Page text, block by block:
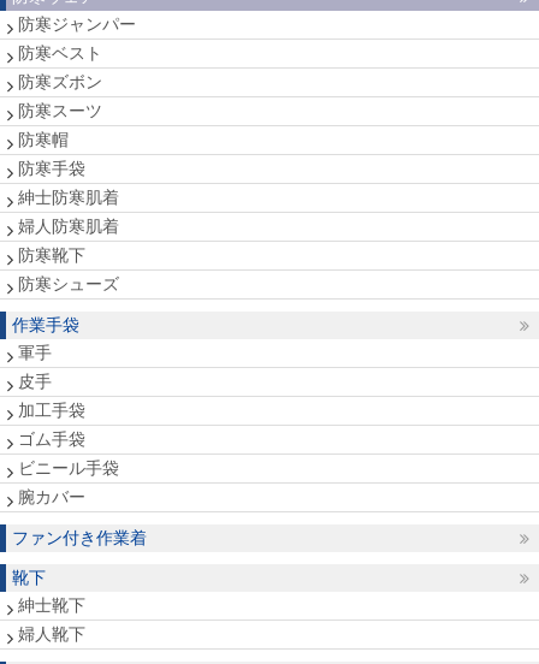
防寒ジャンパー
防寒ベスト
防寒ズボン
防寒スーツ
防寒帽
防寒手袋
紳士防寒肌着
婦人防寒肌着
防寒靴下
防寒シューズ
作業手袋
軍手
皮手
加工手袋
ゴム手袋
ビニール手袋
腕カバー
ファン付き作業着
靴下
紳士靴下
婦人靴下